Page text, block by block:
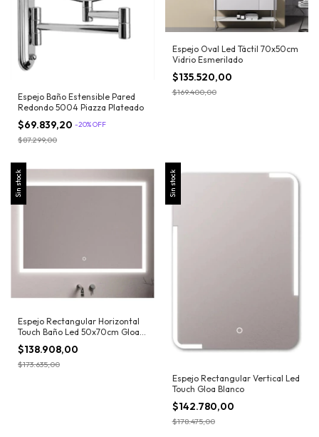
Espejo Baño Estensible Pared
Redondo 5004 Piazza Plateado
$69.839,20 -20%OFF
$87.299,00
Espejo Oval Led Táctil 70x50cm
Vidrio Esmerilado
$135.520,00
$169.400,00
Sin stock
Espejo Rectangular Horizontal
Touch Baño Led 50x70cm Gloa
Pulido
$138.908,00
$173.635,00
Sin stock
Espejo Rectangular Vertical Led
Touch Gloa Blanco
$142.780,00
$178.475,00